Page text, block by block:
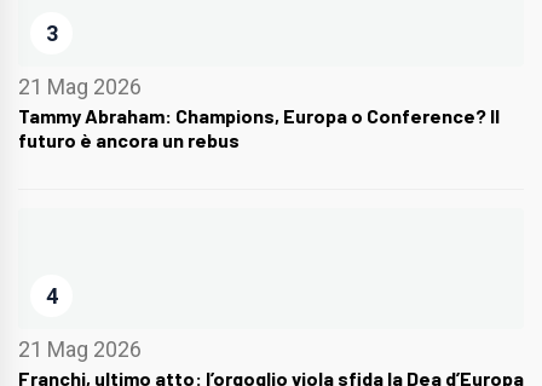
3
21 Mag 2026
Tammy Abraham: Champions, Europa o Conference? Il
futuro è ancora un rebus
4
21 Mag 2026
Franchi, ultimo atto: l’orgoglio viola sfida la Dea d’Europa